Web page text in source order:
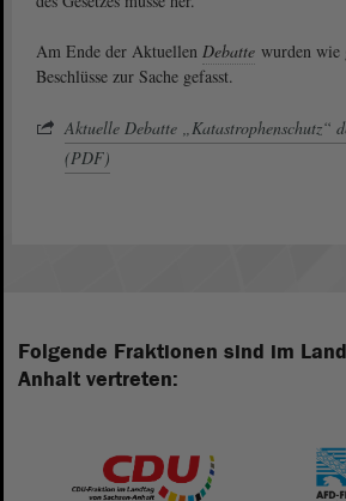
Am Ende der Aktuellen Debatte wurden wie
Beschlüsse zur Sache gefasst.
Aktuelle Debatte „Katastrophenschutz“
(PDF)
Folgende Fraktionen sind im
Anhalt vertreten: